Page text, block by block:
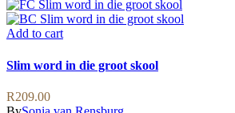
Add to cart
Slim word in die groot skool
R209.00